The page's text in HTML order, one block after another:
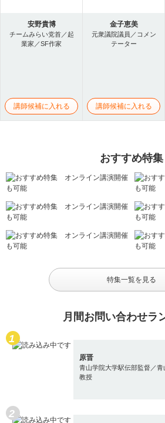
安野貴博
チームみらい党首／起
業家／SF作家
講師候補に入れる
金子恵美
元衆議院議員／コメン
テーター
講師候補に入れる
おすすめ特集
特集一覧を見る
月間お問い合わせラ
原晋
青山学院大学駅伝部監督／
教授